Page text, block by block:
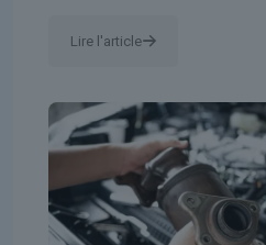
Lire l'article